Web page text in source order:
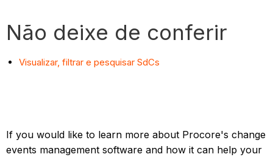
Não deixe de conferir
Visualizar, filtrar e pesquisar SdCs
If you would like to learn more about Procore's change
events management software and how it can help your